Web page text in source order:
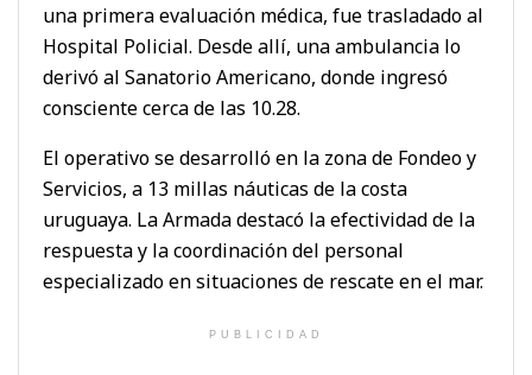
una primera evaluación médica, fue trasladado al
Hospital Policial. Desde allí, una ambulancia lo
derivó al Sanatorio Americano, donde ingresó
consciente cerca de las 10.28.
El operativo se desarrolló en la zona de Fondeo y
Servicios, a 13 millas náuticas de la costa
uruguaya. La Armada destacó la efectividad de la
respuesta y la coordinación del personal
especializado en situaciones de rescate en el mar.
PUBLICIDAD